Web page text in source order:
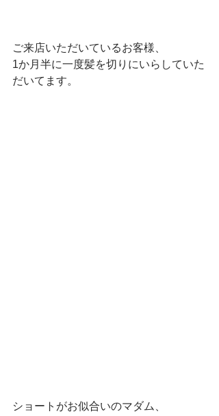
ご来店いただいているお客様、
1か月半に一度髪を切りにいらしていた
だいてます。
ショートがお似合いのマダム、